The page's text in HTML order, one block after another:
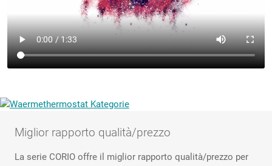
Miglior rapporto qualità/prezzo
La serie CORIO offre il miglior rapporto qualità/prezzo per